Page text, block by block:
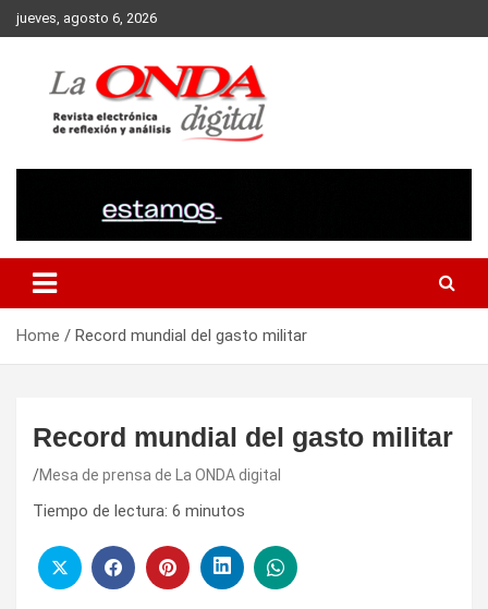
Skip
to
jueves, agosto 6, 2026
Home Record mundial del gasto militar
Record mundial del gasto militar
Mesa de prensa de La ONDA digital
Tiempo de lectura: 6 minutos